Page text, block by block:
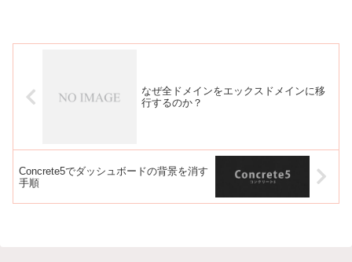
なぜ全ドメインをエックスドメインに移
行するのか？
Concrete5でダッシュボードの背景を消す
手順